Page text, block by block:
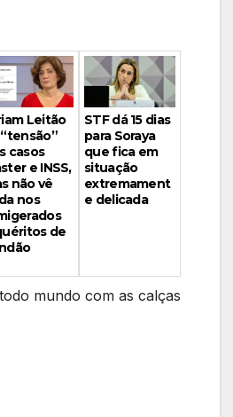
Leitão
casos
e INSS,
não vê
nos
de
STF dá 15 dias
para Soraya
que fica em
situação
extremament
e delicada
mundo com as calças